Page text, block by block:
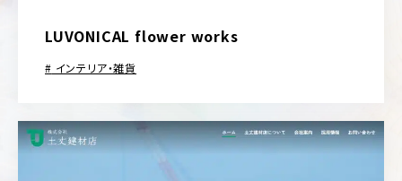
LUVONICAL flower works
インテリア・雑貨